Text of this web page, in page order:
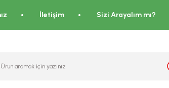
İletişim Sizi Arayalım mı?